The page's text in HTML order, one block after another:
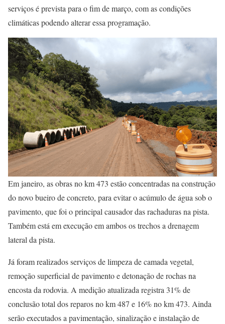
serviços é prevista para o fim de março, com as condições
climáticas podendo alterar essa programação.
Em janeiro, as obras no km 473 estão concentradas na construção
do novo bueiro de concreto, para evitar o acúmulo de água sob o
pavimento, que foi o principal causador das rachaduras na pista.
Também está em execução em ambos os trechos a drenagem
lateral da pista.
Já foram realizados serviços de limpeza de camada vegetal,
remoção superficial de pavimento e detonação de rochas na
encosta da rodovia. A medição atualizada registra 31% de
conclusão total dos reparos no km 487 e 16% no km 473. Ainda
serão executados a pavimentação, sinalização e instalação de